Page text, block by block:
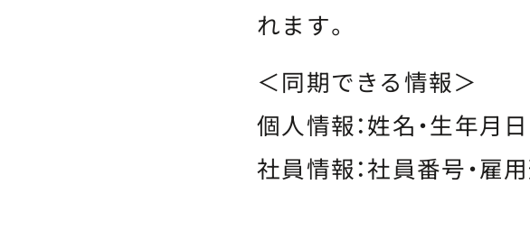
れます。
＜同期できる情報＞
個人情報：姓名・生年月
社員情報：社員番号・雇